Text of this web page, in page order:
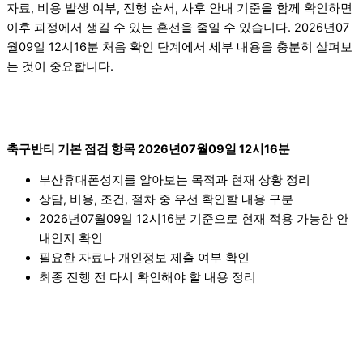
자료, 비용 발생 여부, 진행 순서, 사후 안내 기준을 함께 확인하면
이후 과정에서 생길 수 있는 혼선을 줄일 수 있습니다. 2026년07
월09일 12시16분 처음 확인 단계에서 세부 내용을 충분히 살펴보
는 것이 중요합니다.
축구반티 기본 점검 항목 2026년07월09일 12시16분
부산휴대폰성지를 알아보는 목적과 현재 상황 정리
상담, 비용, 조건, 절차 중 우선 확인할 내용 구분
2026년07월09일 12시16분 기준으로 현재 적용 가능한 안
내인지 확인
필요한 자료나 개인정보 제출 여부 확인
최종 진행 전 다시 확인해야 할 내용 정리